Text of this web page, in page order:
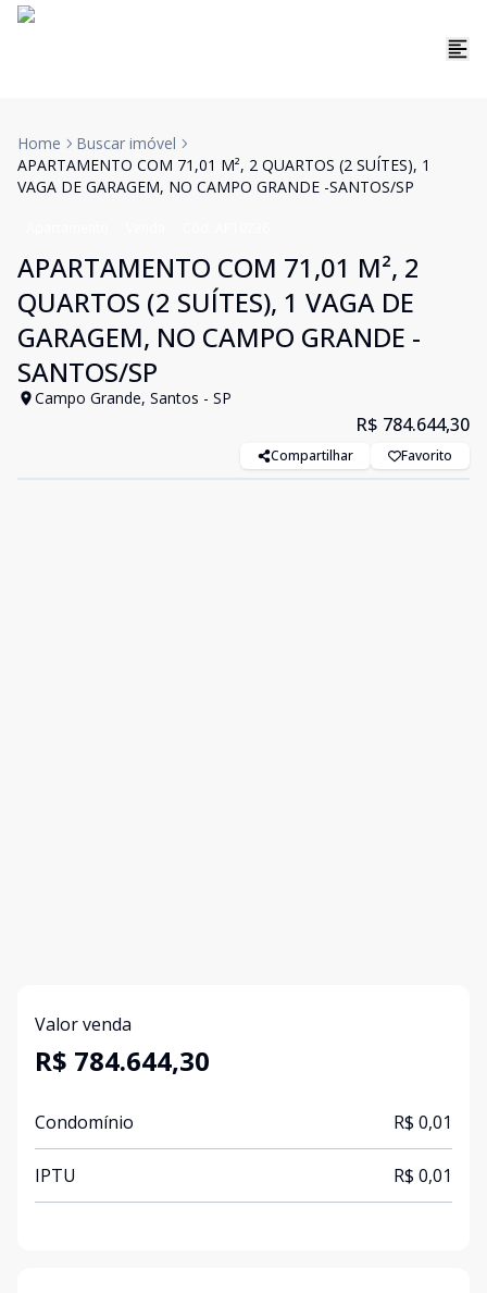
Home
Buscar imóvel
APARTAMENTO COM 71,01 M², 2 QUARTOS (2 SUÍTES), 1
VAGA DE GARAGEM, NO CAMPO GRANDE -SANTOS/SP
APARTAMENTO COM 71,01 M², 2
QUARTOS (2 SUÍTES), 1 VAGA DE
GARAGEM, NO CAMPO GRANDE -
SANTOS/SP
Campo Grande, Santos - SP
R$ 784.644,30
Compartilhar Favorito
Valor venda
R$ 784.644,30
Condomínio R$ 0,01
IPTU R$ 0,01